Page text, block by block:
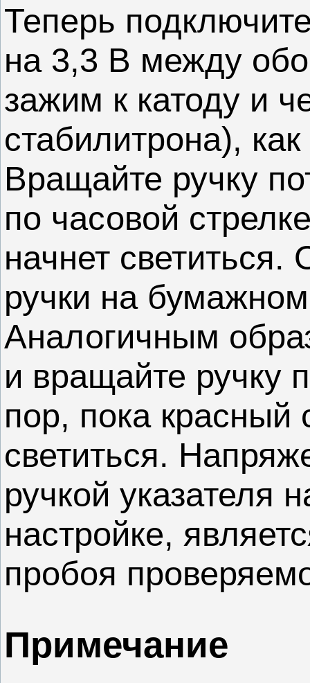
Теперь
на 3,3 В между
зажим к катоду и
стабилитрона),
Вращайте ручку
по часовой
начнет светиться.
ручки на
Аналогичным
и вращайте ручку
пор, пока красный
светиться.
ручкой указателя
настройке,
пробоя
Примечание